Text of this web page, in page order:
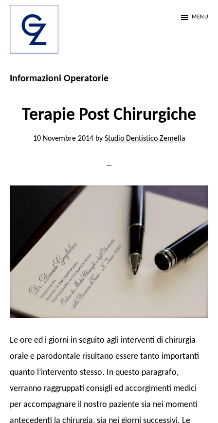
Passa
contenuto
principale
Passa
laterale
primaria
Passa
pagina
Zemella
etica
passione.
MENU
Informazioni Operatorie
Terapie Post Chirurgiche
10 Novembre 2014by Studio Dentistico Zemella
Le ore ed i giorni in seguito agli interventi di chirurgia
orale e parodontale risultano essere tanto importanti
quanto l’intervento stesso. In questo paragrafo,
verranno raggruppati consigli ed accorgimenti medici
per accompagnare il nostro paziente sia nei momenti
antecedenti la chirurgia, sia nei giorni successivi. Le